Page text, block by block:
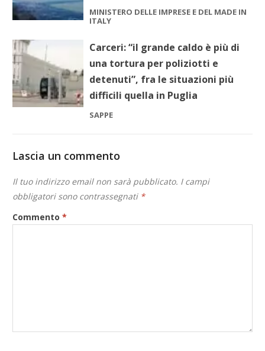
MINISTERO DELLE IMPRESE E DEL MADE IN
ITALY
Carceri: “il grande caldo è più di
una tortura per poliziotti e
detenuti”, fra le situazioni più
difficili quella in Puglia
SAPPE
Lascia un commento
Il tuo indirizzo email non sarà pubblicato. I campi
obbligatori sono contrassegnati *
Commento*